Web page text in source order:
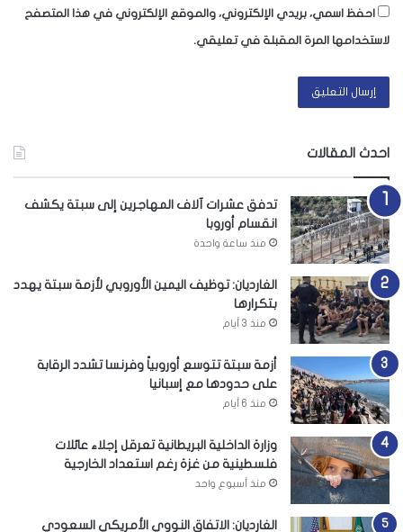
احفظ اسمي، بريدي الإلكتروني، والموقع الإلكتروني في هذا المتصفح
لاستخدامها المرة المقبلة في تعليقي.
احدث المقالات
تدفق عشرات آلاف المهاجرين إلى سبتة يكشف
انقسام أوروبا
منذ ساعة واحدة
الغارديان: توظيف اليمين الأوروبي لأزمة سبتة يهدد
بتكرارها
منذ 3 أيام
أزمة سبتة تتوسع أوروبياً وفرنسا تشدد الرقابة
على حدودها مع إسبانيا
منذ 6 أيام
وزارة الداخلية البريطانية تعرقل إجلاء عائلات
فلسطينية من غزة رغم استعداد الخارجية
منذ أسبوع واحد
الغارديان: الاتفاق النووي الأمريكي السعودي